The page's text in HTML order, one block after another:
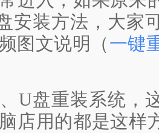
安装方法，大家
图文说明（一键
U盘重装系统，
店用的都是这样